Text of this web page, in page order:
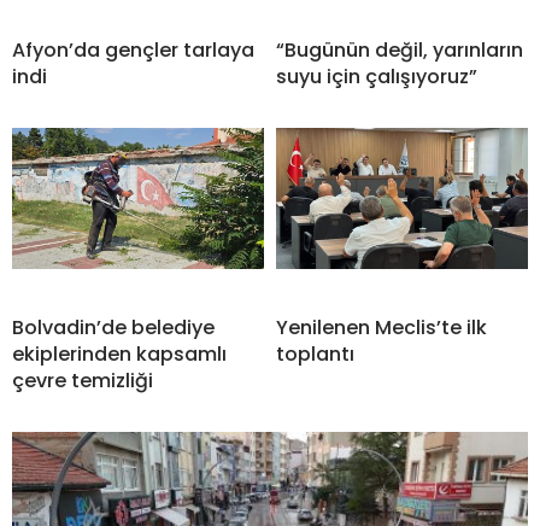
Afyon’da gençler tarlaya
indi
“Bugünün değil, yarınların
suyu için çalışıyoruz”
Bolvadin’de belediye
ekiplerinden kapsamlı
çevre temizliği
Yenilenen Meclis’te ilk
toplantı